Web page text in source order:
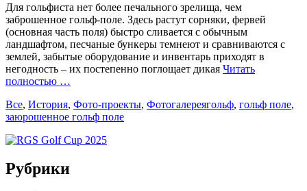
Для гольфиста нет более печального зрелища, чем
заброшенное гольф-поле. Здесь растут сорняки, фервей
(основная часть поля) быстро сливается с обычным
ландшафтом, песчаные бункеры темнеют и сравниваются с
землей, забытые оборудование и инвентарь приходят в
негодность – их постепенно поглощает дикая Читать
полностью …
Categories
Все, История, Фото-проекты, ФотогалереяTags
гольф, гольф поле,
заюрошенное гольф поле
Рубрики